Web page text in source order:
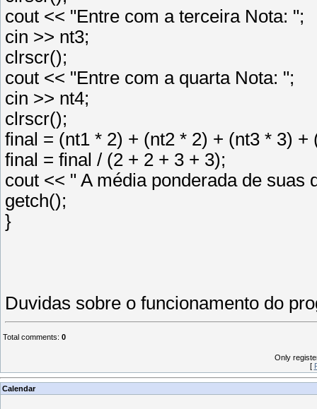
cout << "Entre com a terceira Nota: ";
cin >> nt3;
clrscr();
cout << "Entre com a quarta Nota: ";
cin >> nt4;
clrscr();
final = (nt1 * 2) + (nt2 * 2) + (nt3 * 3) +
final = final / (2 + 2 + 3 + 3);
cout << " A média ponderada de suas
getch();
}
Duvidas sobre o funcionamento do
Total comments: 0
Only
[
Calendar